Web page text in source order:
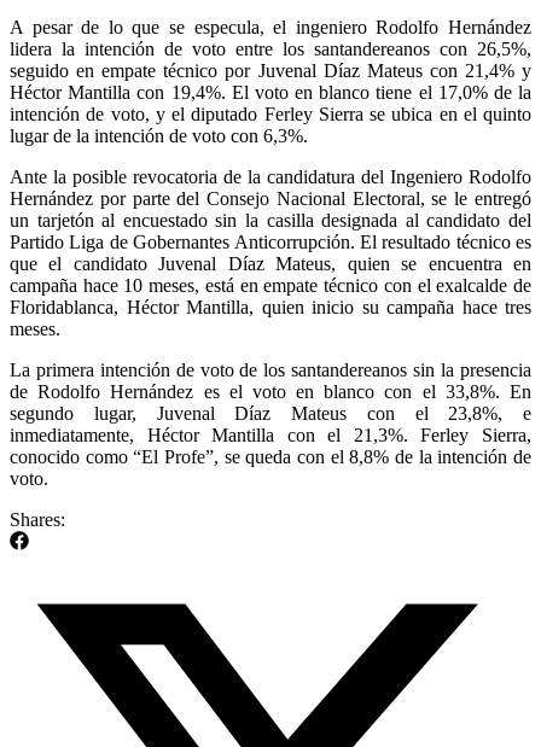
A pesar de lo que se especula, el ingeniero Rodolfo Hernández
lidera la intención de voto entre los santandereanos con 26,5%,
seguido en empate técnico por Juvenal Díaz Mateus con 21,4% y
Héctor Mantilla con 19,4%. El voto en blanco tiene el 17,0% de la
intención de voto, y el diputado Ferley Sierra se ubica en el quinto
lugar de la intención de voto con 6,3%.
Ante la posible revocatoria de la candidatura del Ingeniero Rodolfo
Hernández por parte del Consejo Nacional Electoral, se le entregó
un tarjetón al encuestado sin la casilla designada al candidato del
Partido Liga de Gobernantes Anticorrupción. El resultado técnico es
que el candidato Juvenal Díaz Mateus, quien se encuentra en
campaña hace 10 meses, está en empate técnico con el exalcalde de
Floridablanca, Héctor Mantilla, quien inicio su campaña hace tres
meses.
La primera intención de voto de los santandereanos sin la presencia
de Rodolfo Hernández es el voto en blanco con el 33,8%. En
segundo lugar, Juvenal Díaz Mateus con el 23,8%, e
inmediatamente, Héctor Mantilla con el 21,3%. Ferley Sierra,
conocido como “El Profe”, se queda con el 8,8% de la intención de
voto.
Shares: